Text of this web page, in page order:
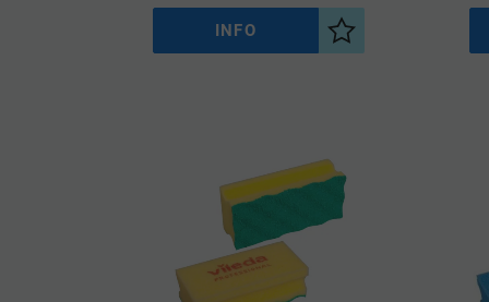
Lägg till i önskelista
INFO